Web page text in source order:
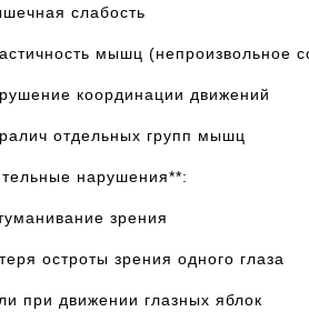
слабость
мышц (непроизвольное
координации движений
отдельных групп мышц
нарушения**:
зрения
остроты зрения одного глаза
при движении глазных яблок